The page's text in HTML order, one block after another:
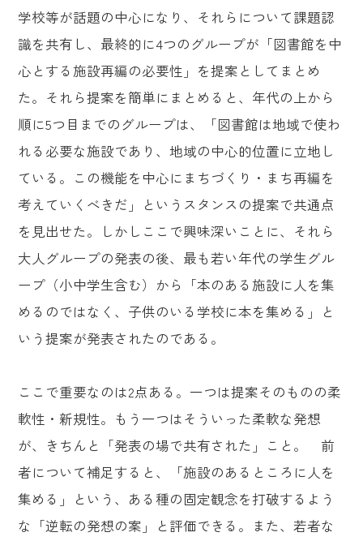
学校等が話題の中心になり、それらについて課題認
識を共有し、最終的に4つのグループが「図書館を中
心とする施設再編の必要性」を提案としてまとめ
た。それら提案を簡単にまとめると、年代の上から
順に5つ目までのグループは、「図書館は地域で使わ
れる必要な施設であり、地域の中心的位置に立地し
ている。この機能を中心にまちづくり・まち再編を
考えていくべきだ」というスタンスの提案で共通点
を見出せた。しかしここで興味深いことに、それら
大人グループの発表の後、最も若い年代の学生グル
ープ（小中学生含む）から「本のある施設に人を集
めるのではなく、子供のいる学校に本を集める」と
いう提案が発表されたのである。
ここで重要なのは2点ある。一つは提案そのものの柔
軟性・新規性。もう一つはそういった柔軟な発想
が、きちんと「発表の場で共有された」こと。 前
者について補足すると、「施設のあるところに人を
集める」という、ある種の固定観念を打破するよう
な「逆転の発想の案」と評価できる。また、若者な